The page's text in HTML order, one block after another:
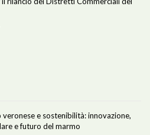
e sostenibilità: innovazione,
e futuro del marmo